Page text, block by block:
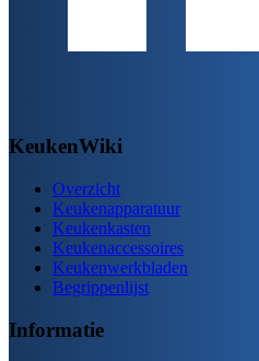
KeukenWiki
Overzicht
Keukenapparatuur
Keukenkasten
Keukenaccessoires
Keukenwerkbladen
Begrippenlijst
Informatie